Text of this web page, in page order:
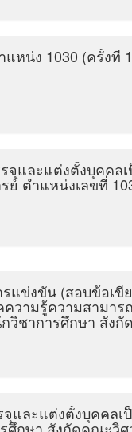
หน่ง 1030 (ครั้งที่
จุและแต่งตั้งบุคคล
ตำแหน่งเลขที่
แข่งขัน (สอบข้อเขี
วามรู้ความสามาร
วิชาการศึกษา สัง
และแต่งตั้งบุคคลเ